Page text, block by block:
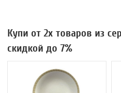
Купи от 2х товаров из
скидкой до 7%